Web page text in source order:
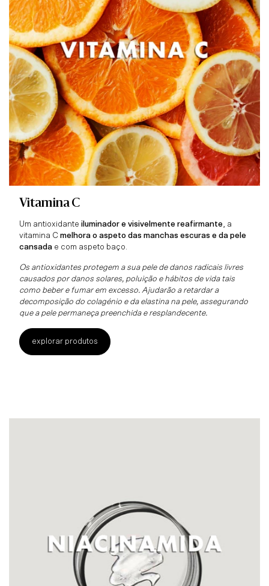
Vitamina C
Um antioxidante iluminador e visivelmente reafirmante, a
vitamina C melhora o aspeto das manchas escuras e da pele
cansadae com aspeto baço.
Os antioxidantes protegem a sua pele de danos radicais livres
causados por danos solares, poluição e hábitos de vida tais
como beber e fumar em excesso. Ajudarão a retardar a
decomposição do colagénio e da elastina na pele, assegurando
que a pele permaneça preenchida e resplandecente.
explorar produtos